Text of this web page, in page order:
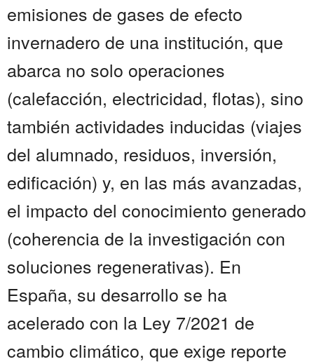
emisiones de gases de efecto
invernadero de una institución, que
abarca no solo operaciones
(calefacción, electricidad, flotas), sino
también actividades inducidas (viajes
del alumnado, residuos, inversión,
edificación) y, en las más avanzadas,
el impacto del conocimiento generado
(coherencia de la investigación con
soluciones regenerativas). En
España, su desarrollo se ha
acelerado con la Ley 7/2021 de
cambio climático, que exige reporte